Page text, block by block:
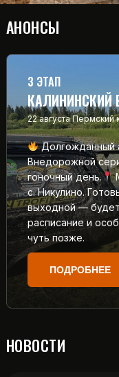
АНОНСЫ
3 ЭТАП
КАЛИНИНСКИЙ
22 августа Пермский
Долгожданный
Внедорожной
гоночный день.
с. Никулино.
выходной —
расписание и
чуть позже.
ПОДРОБНЕЕ
НОВОСТИ